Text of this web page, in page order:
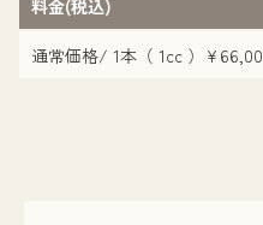
料金(税込)
通常価格/ 1本（ 1cc ）